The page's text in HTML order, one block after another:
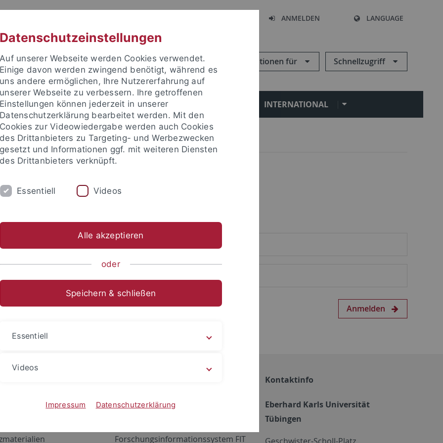
ANMELDEN LANGUAGE
Informationen für Schnellzugriff
FORSCHUNG EINRICHTUNGEN INTERNATIONAL
um sich anzumelden:
Anmelden
Netzwerk
ALMA
Forschungsinformationssystem FIT
Kontaktinfo
Eberhard Karls Universität
Tübingen
Datenschutzeinstellungen
Auf unserer Webseite werden Cookies verwendet.
Einige davon werden zwingend benötigt, während es
uns andere ermöglichen, Ihre Nutzererfahrung auf
unserer Webseite zu verbessern. Ihre getroffenen
Einstellungen können jederzeit in unserer
Datenschutzerklärung bearbeitet werden. Mit den
Cookies zur Videowiedergabe werden auch Cookies
des Drittanbieters zu Targeting- und Werbezwecken
gesetzt und Informationen ggf. mit weiteren Diensten
des Drittanbieters verknüpft.
Essentiell Videos
Alle akzeptieren
oder
Speichern & schließen
Essentiell
Videos
Impressum Datenschutzerklärung